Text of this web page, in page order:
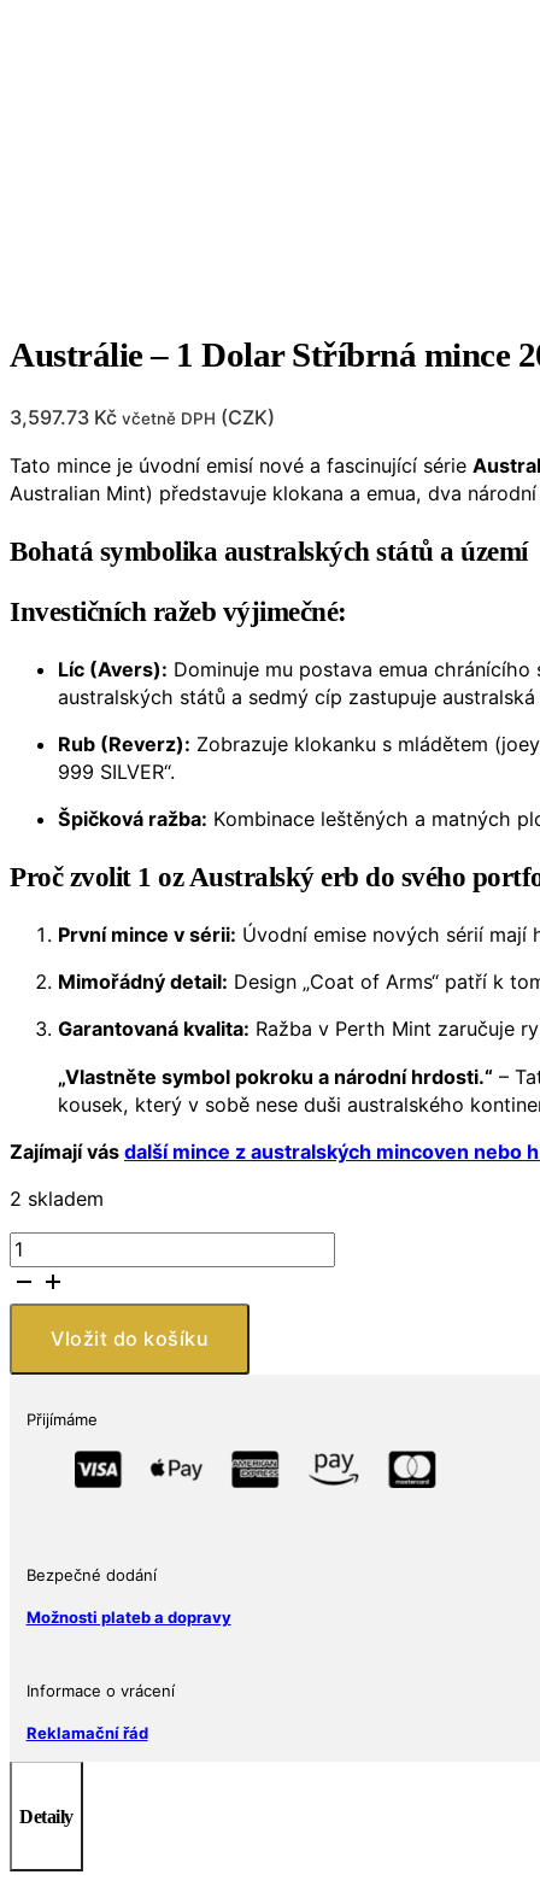
Austrálie – 1 Dolar Stříbrná mince
3,597.73 Kč včetně DPH (CZK)
Tato mince je úvodní emisí nové a fascinující série
Australian Mint) představuje klokana a emua, dva
Bohatá symbolika australských států a území
Investičních ražeb výjimečné:
Líc (Avers): Dominuje mu postava emua
australských států a sedmý cíp zastupuje australská
Rub (Reverz): Zobrazuje klokanku s mládětem
999 SILVER“.
Špičková ražba: Kombinace leštěných a matných
Proč zvolit 1 oz Australský erb do svého
První mince v sérii: Úvodní emise nových sérií
Mimořádný detail: Design „Coat of Arms“ patří k
Garantovaná kvalita: Ražba v Perth Mint zaručuje
„Vlastněte symbol pokroku a národní hrdosti.“ –
kousek, který v sobě nese duši australského
Zajímají vás další mince z australských mincoven nebo
2 skladem
Austrálie
–
1
Dolar
mince
2021
(Australia's
Arms)
oz
999
Mint
množství
Vložit do košíku
Přijímáme
Bezpečné dodání
Možnosti plateb a dopravy
Informace o vrácení
Reklamační řád
Detaily